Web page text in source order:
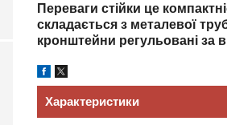
Переваги стійки це
складається з металевої
кронштейни регульовані за
Характеристики